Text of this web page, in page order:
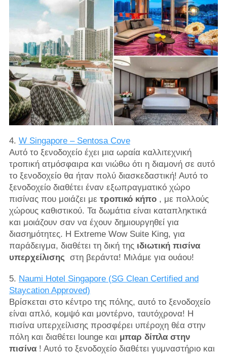
4. W Singapore – Sentosa Cove
Αυτό το ξενοδοχείο έχει μια ωραία καλλιτεχνική
τροπική ατμόσφαιρα και νιώθω ότι η διαμονή σε αυτό
το ξενοδοχείο θα ήταν πολύ διασκεδαστική! Αυτό το
ξενοδοχείο διαθέτει έναν εξωπραγματικό χώρο
πισίνας που μοιάζει με τροπικό κήπο, με πολλούς
χώρους καθιστικού. Τα δωμάτια είναι καταπληκτικά
και μοιάζουν σαν να έχουν δημιουργηθεί για
διασημότητες. Η Extreme Wow Suite King, για
παράδειγμα, διαθέτει τη δική της ιδιωτική πισίνα
υπερχείλισης στη βεράντα! Μιλάμε για ουάου!
5. Naumi Hotel Singapore (SG Clean Certified and
Staycation Approved)
Βρίσκεται στο κέντρο της πόλης, αυτό το ξενοδοχείο
είναι απλό, κομψό και μοντέρνο, ταυτόχρονα! Η
πισίνα υπερχείλισης προσφέρει υπέροχη θέα στην
πόλη και διαθέτει lounge και μπαρ δίπλα στην
πισίνα! Αυτό το ξενοδοχείο διαθέτει γυμναστήριο και